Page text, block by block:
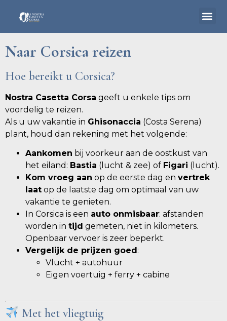
Home
Accommodaties
Corsica
Boot & minibus
Omgeving
Naar Corsica reizen
Contact
Naar Corsica reizen
Hoe bereikt u Corsica?
Nostra Casetta Corsa geeft u enkele tips om
voordelig te reizen.
Als u uw vakantie in Ghisonaccia (Costa Serena)
plant, houd dan rekening met het volgende:
Aankomen bij voorkeur aan de oostkust van
het eiland: Bastia (lucht & zee) of Figari (lucht).
Kom vroeg aan op de eerste dag en vertrek
laat op de laatste dag om optimaal van uw
vakantie te genieten.
In Corsica is een auto onmisbaar: afstanden
worden in tijd gemeten, niet in kilometers.
Openbaar vervoer is zeer beperkt.
Vergelijk de prijzen goed :
Vlucht + autohuur
Eigen voertuig + ferry + cabine
Met het vliegtuig